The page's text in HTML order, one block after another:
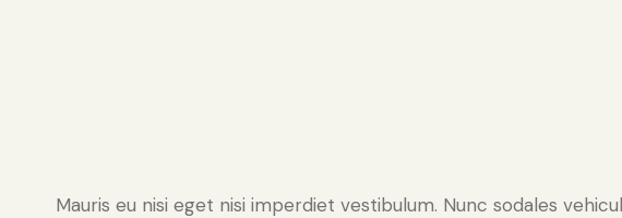
Mauris eu nisi eget nisi imperdiet vestibulum. Nunc sodales